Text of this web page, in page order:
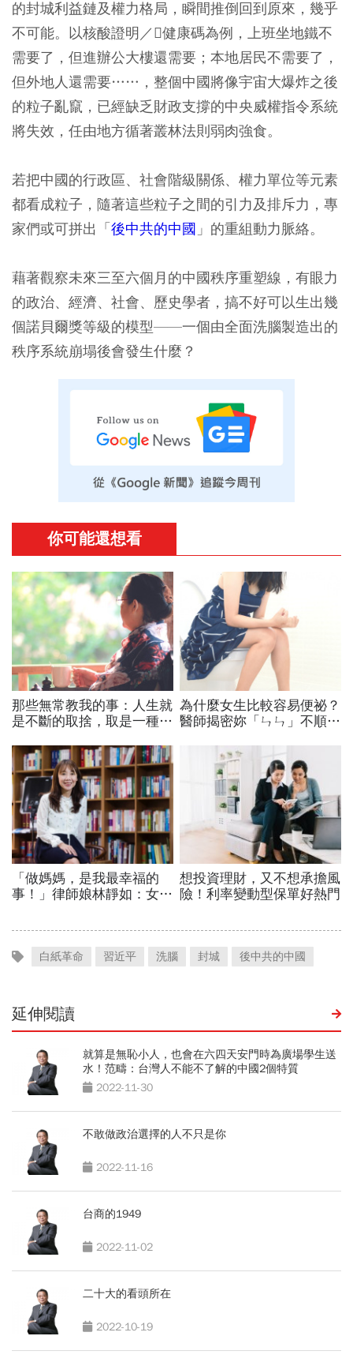
的封城利益鏈及權力格局，瞬間推倒回到原來，幾乎
不可能。以核酸證明／健康碼為例，上班坐地鐵不
需要了，但進辦公大樓還需要；本地居民不需要了，
但外地人還需要……，整個中國將像宇宙大爆炸之後
的粒子亂竄，已經缺乏財政支撐的中央威權指令系統
將失效，任由地方循著叢林法則弱肉強食。
若把中國的行政區、社會階級關係、權力單位等元素
都看成粒子，隨著這些粒子之間的引力及排斥力，專
家們或可拼出「後中共的中國 」的重組動力脈絡。
藉著觀察未來三至六個月的中國秩序重塑線，有眼力
的政治、經濟、社會、歷史學者，搞不好可以生出幾
個諾貝爾獎等級的模型——一個由全面洗腦製造出的
秩序系統崩塌後會發生什麼？
白紙革命 習近平 洗腦 封城 後中共的中國
延伸閱讀
就算是無恥小人，也會在六四天安門時為廣場學生送
水！范疇：台灣人不能不了解的中國2個特質
2022-11-30
不敢做政治選擇的人不只是你
2022-11-16
台商的1949
2022-11-02
二十大的看頭所在
2022-10-19